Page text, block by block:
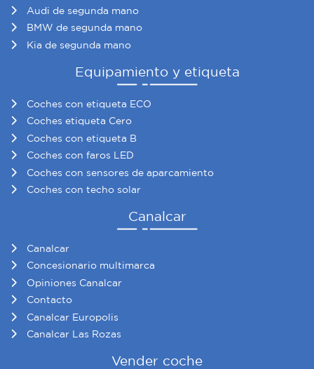
Audi de segunda mano
BMW de segunda mano
Kia de segunda mano
Equipamiento y etiqueta
Coches con etiqueta ECO
Coches etiqueta Cero
Coches con etiqueta B
Coches con faros LED
Coches con sensores de aparcamiento
Coches con techo solar
Canalcar
Canalcar
Concesionario multimarca
Opiniones Canalcar
Contacto
Canalcar Europolis
Canalcar Las Rozas
Vender coche